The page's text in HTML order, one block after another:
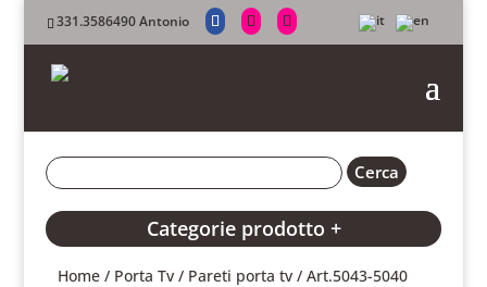
331.3586490 Antonio
Categorie prodotto +
Home / Porta Tv / Pareti porta tv / Art.5043-5040